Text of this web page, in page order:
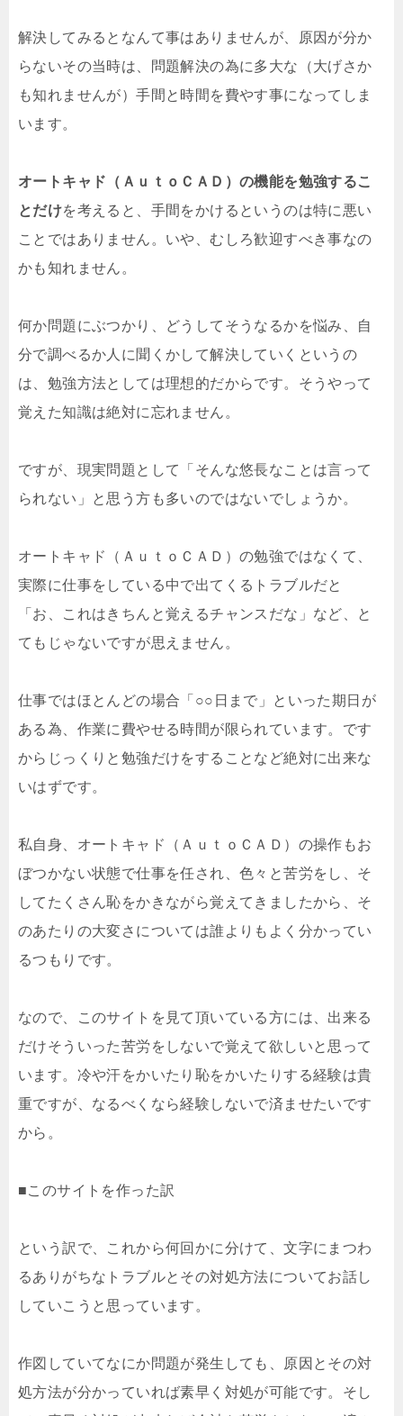
解決してみるとなんて事はありませんが、原因が分か
らないその当時は、問題解決の為に多大な（大げさか
も知れませんが）手間と時間を費やす事になってしま
います。
オートキャド（ＡｕｔｏＣＡＤ）の機能を勉強するこ
とだけを考えると、手間をかけるというのは特に悪い
ことではありません。いや、むしろ歓迎すべき事なの
かも知れません。
何か問題にぶつかり、どうしてそうなるかを悩み、自
分で調べるか人に聞くかして解決していくというの
は、勉強方法としては理想的だからです。そうやって
覚えた知識は絶対に忘れません。
ですが、現実問題として「そんな悠長なことは言って
られない」と思う方も多いのではないでしょうか。
オートキャド（ＡｕｔｏＣＡＤ）の勉強ではなくて、
実際に仕事をしている中で出てくるトラブルだと
「お、これはきちんと覚えるチャンスだな」など、と
てもじゃないですが思えません。
仕事ではほとんどの場合「○○日まで」といった期日が
ある為、作業に費やせる時間が限られています。です
からじっくりと勉強だけをすることなど絶対に出来な
いはずです。
私自身、オートキャド（ＡｕｔｏＣＡＤ）の操作もお
ぼつかない状態で仕事を任され、色々と苦労をし、そ
してたくさん恥をかきながら覚えてきましたから、そ
のあたりの大変さについては誰よりもよく分かってい
るつもりです。
なので、このサイトを見て頂いている方には、出来る
だけそういった苦労をしないで覚えて欲しいと思って
います。冷や汗をかいたり恥をかいたりする経験は貴
重ですが、なるべくなら経験しないで済ませたいです
から。
■このサイトを作った訳
という訳で、これから何回かに分けて、文字にまつわ
るありがちなトラブルとその対処方法についてお話し
していこうと思っています。
作図していてなにか問題が発生しても、原因とその対
処方法が分かっていれば素早く対処が可能です。そし